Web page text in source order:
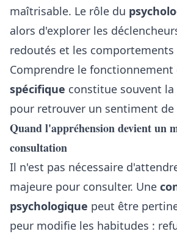
maîtrisable. Le rôle du
alors d'explorer les
redoutés et les
Comprendre le fonctionnement
spécifique constitue souvent
pour retrouver un sentiment
Quand l'appréhension devient un
consultation
Il n'est pas nécessaire
majeure pour consulter. Une
psychologique peut être
peur modifie les habitudes :